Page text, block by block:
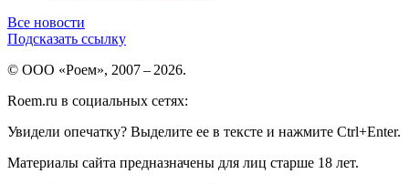
Все новости
Подсказать ссылку
© ООО «Роем», 2007 – 2026.
Roem.ru в социальных сетях:
Увидели опечатку? Выделите ее в тексте и нажмите Ctrl+Enter.
Материалы сайта предназначены для лиц старше 18 лет.